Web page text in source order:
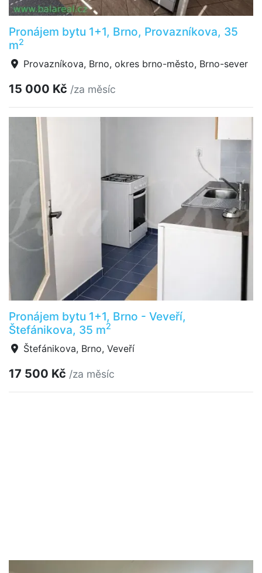
Pronájem bytu 1+1, Brno, Provazníkova, 35
m2
Provazníkova, Brno, okres brno-město, Brno-sever
15 000 Kč /za měsíc
Pronájem bytu 1+1, Brno - Veveří,
Štefánikova, 35 m2
Štefánikova, Brno, Veveří
17 500 Kč /za měsíc